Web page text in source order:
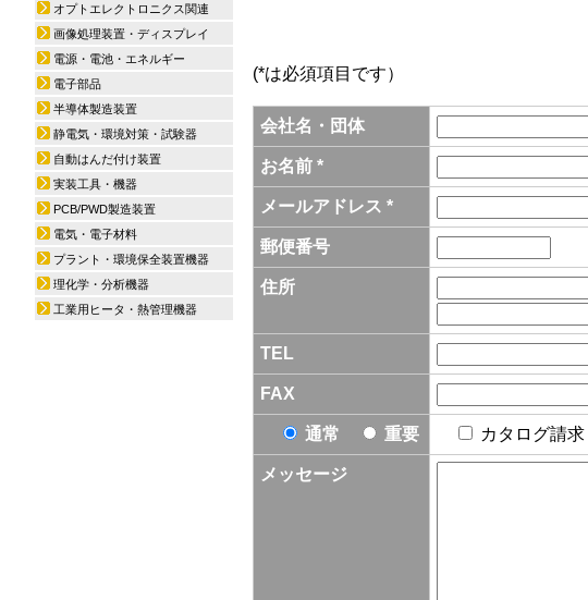
(*は必須項目です）
会社名・団体
お名前 *
メールアドレス *
郵便番号
住所
TEL
FAX
通常 重要 カタログ請求
メッセージ
オプトエレクトロニクス関連
画像処理装置・ディスプレイ
電源・電池・エネルギー
電子部品
半導体製造装置
静電気・環境対策・試験器
自動はんだ付け装置
実装工具・機器
PCB/PWD製造装置
電気・電子材料
プラント・環境保全装置機器
理化学・分析機器
工業用ヒータ・熱管理機器